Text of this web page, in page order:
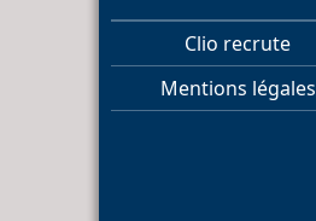
Clio recrute
Mentions légales